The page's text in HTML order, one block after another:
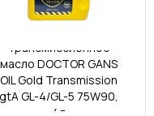
Трансмиссионное
масло DOCTOR GANS
OIL Gold Transmission
gtA GL-4/GL-5 75W90,
4л